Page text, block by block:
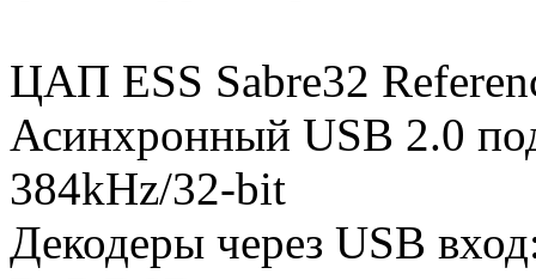
ЦАП ESS Sabre32
Асинхронный USB 2.0
384kHz/32-bit
Декодеры через USB